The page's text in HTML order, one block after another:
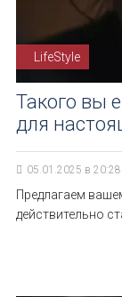
LifeStyle
Такого вы
для
05.01.2025 в 20:28
Предлагаем
действительно